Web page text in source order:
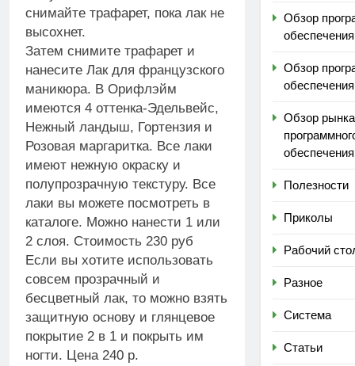
снимайте трафарет, пока лак не
высохнет.
Затем снимите трафарет и
нанесите Лак для французского
маникюра. В Орифлэйм
имеются 4 оттенка-Эдельвейс,
Нежный ландыш, Гортензия и
Розовая маргаритка. Все лаки
имеют нежную окраску и
полупрозрачную текстуру. Все
лаки вы можете посмотреть в
каталоге. Можно нанести 1 или
2 слоя. Стоимость 230 руб
Если вы хотите использовать
совсем прозрачный и
бесцветный лак, то можно взять
защитную основу и глянцевое
покрытие 2 в 1 и покрыть им
ногти. Цена 240 р.
Обзор
обеспечения
Обзор
обеспечения
Обзор рынка
обеспечения
Полезности
Приколы
Рабочий
Разное
Система
Статьи